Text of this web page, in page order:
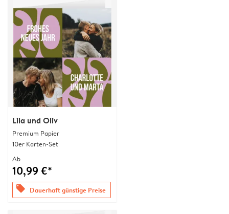
Lila und Oliv
Premium Papier
10er Karten-Set
Ab
10,99 €*
offers Dauerhaft günstige Preise